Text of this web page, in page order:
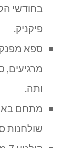
בחודשי
פיקניק.
ספא מפנק
מרגיעים,
ותה.
שולחנות